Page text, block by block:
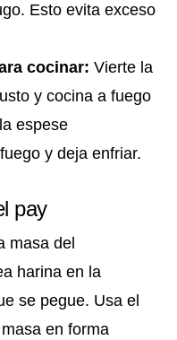
Esto evita exceso
cocinar: Vierte la
y cocina a fuego
espese
y deja enfriar.
pay
masa del
harina en la
se pegue. Usa el
en forma